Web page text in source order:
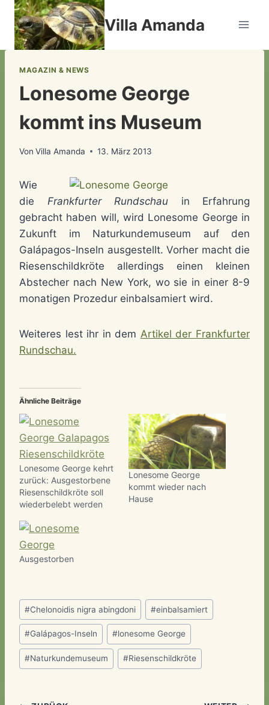
Zum
Inhalt
springen
Villa Amanda
MAGAZIN & NEWS
Lonesome George
kommt ins Museum
Von Villa Amanda 13. März 2013
Wie
die Frankfurter Rundschau in Erfahrung
gebracht haben will, wird Lonesome George in
Zukunft im Naturkundemuseum auf den
Galápagos-Inseln ausgestellt. Vorher macht die
Riesenschildkröte allerdings einen kleinen
Abstecher nach New York, wo sie in einer 8-9
monatigen Prozedur einbalsamiert wird.
Weiteres lest ihr in dem Artikel der Frankfurter
Rundschau.
Ähnliche Beiträge
Lonesome George kehrt
zurück: Ausgestorbene
Riesenschildkröte soll
wiederbelebt werden
Lonesome George
kommt wieder nach
Hause
Ausgestorben
Schlagworte:
#Chelonoidis nigra abingdoni #einbalsamiert
#Galápagos-Inseln #lonesome George
#Naturkundemuseum #Riesenschildkröte